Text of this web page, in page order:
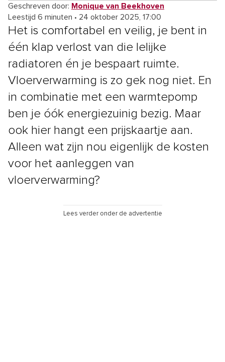
Geschreven door: Monique van Beekhoven
Leestijd 6 minuten • 24 oktober 2025, 17:00
Het is comfortabel en veilig, je bent in
één klap verlost van die lelijke
radiatoren én je bespaart ruimte.
Vloerverwarming is zo gek nog niet. En
in combinatie met een warmtepomp
ben je óók energiezuinig bezig. Maar
ook hier hangt een prijskaartje aan.
Alleen wat zijn nou eigenlijk de kosten
voor het aanleggen van
vloerverwarming?
Lees verder onder de advertentie